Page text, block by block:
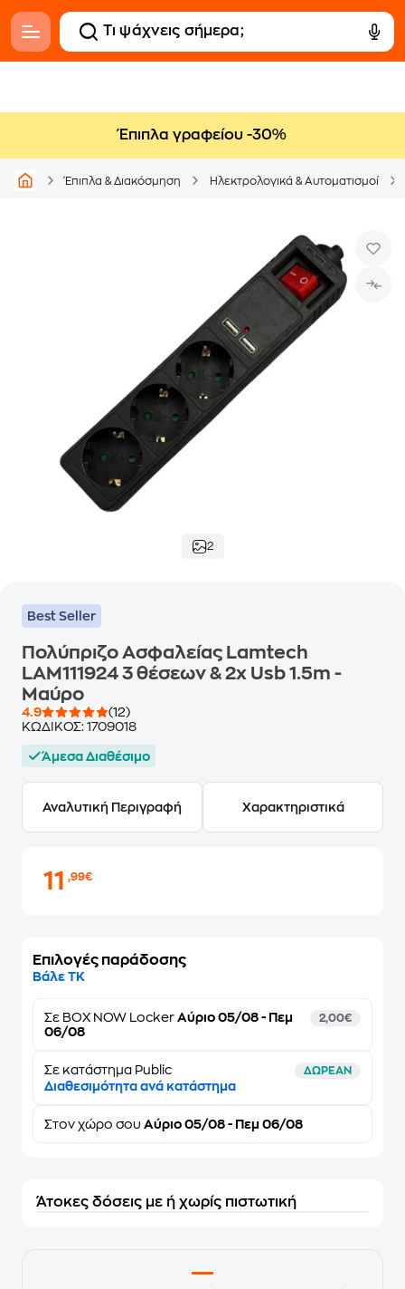
Έπιπλα γραφείου -30%
Έπιπλα & Διακόσμηση Ηλεκτρολογικά & Αυτοματισμοί
2
Best Seller
Πολύπριζο Ασφαλείας Lamtech
LAM111924 3 θέσεων & 2x Usb 1.5m -
Μαύρο
4.9
(12)
ΚΩΔΙΚΟΣ: 1709018
Άμεσα Διαθέσιμο
Αναλυτική Περιγραφή Χαρακτηριστικά
11,99€
Επιλογές παράδοσης
Βάλε ΤΚ
Σε BOX NOW Locker Αύριο 05/08 - Πεμ
06/08
2,00€
Σε κατάστημα Public ΔΩΡΕΑΝ
Διαθεσιμότητα ανά κατάστημα
Στον χώρο σου Αύριο 05/08 - Πεμ 06/08
Άτοκες δόσεις με ή χωρίς πιστωτική